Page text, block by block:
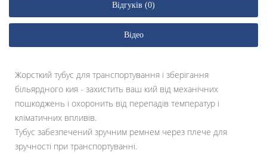
Відгуків (0)
Відео
Жорсткий тубус для транспортування і зберігання
більярдного кия - захистить ваш кий від механічних
пошкоджень і охоронить від перепадів температур і
кліматичних впливів.
Тубус забезпечений зручним ремнем через плече для
зручності при транспортуванні.